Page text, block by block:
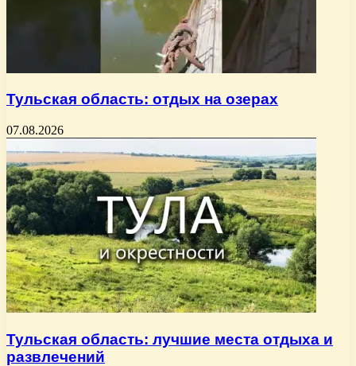
Тульская область: отдых на озерах
07.08.2026
Тульская область: лучшие места отдыха и
развлечений